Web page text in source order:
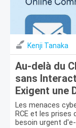
Kenji Tanaka
Au-delà du
sans
Exigent une
Les menaces
RCE et les prises
besoin urgent